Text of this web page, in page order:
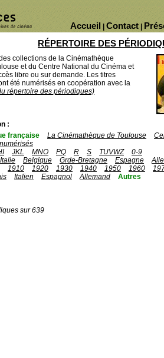
Contact
Accueil
RÉPERTOIRE DES
collections de la Cinémathèque
et du Centre National du Cinéma et
libre ou sur demande. Les titres
été numérisés en coopération avec la
répertoire des périodiques)
:
française La Cinémathèque de Toulouse
JKL MNO PQ R S TUVWZ
0-9
Italie Belgique Grde-Bretagne Espagne
1910 1920 1930 1940 1950 1960
Italien Espagnol Allemand
Autres
sur 639